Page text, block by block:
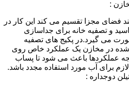
:
فضای مجزا تقسیم می کند این کار در
و تصفیه خانه برای جداسازی
می گیرد.در پکیج های تصفیه
شده در مخازن یک عملکرد خاص روی
عملکردها باعث می شود تا پساب
لازم برای آب مورد استفاده مجدد باشد.
دوجداره :